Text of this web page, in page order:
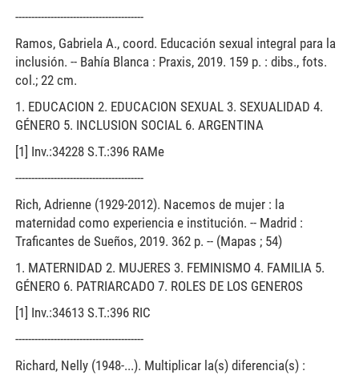
----------------------------------------
Ramos, Gabriela A., coord. Educación sexual integral para la
inclusión. -- Bahía Blanca : Praxis, 2019. 159 p. : dibs., fots.
col.; 22 cm.
1. EDUCACION 2. EDUCACION SEXUAL 3. SEXUALIDAD 4.
GÉNERO 5. INCLUSION SOCIAL 6. ARGENTINA
[1] Inv.:34228 S.T.:396 RAMe
----------------------------------------
Rich, Adrienne (1929-2012). Nacemos de mujer : la
maternidad como experiencia e institución. -- Madrid :
Traficantes de Sueños, 2019. 362 p. -- (Mapas ; 54)
1. MATERNIDAD 2. MUJERES 3. FEMINISMO 4. FAMILIA 5.
GÉNERO 6. PATRIARCADO 7. ROLES DE LOS GENEROS
[1] Inv.:34613 S.T.:396 RIC
----------------------------------------
Richard, Nelly (1948-...). Multiplicar la(s) diferencia(s) :